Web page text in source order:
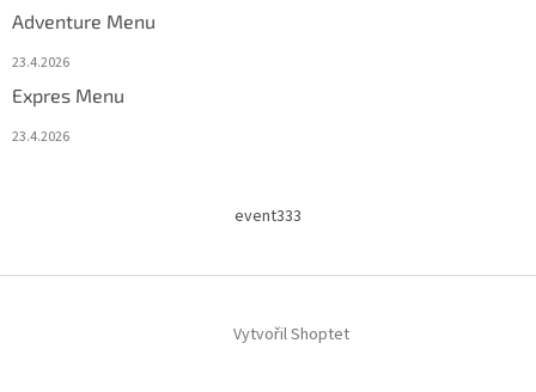
Adventure Menu
23.4.2026
Expres Menu
23.4.2026
event333
Vytvořil Shoptet